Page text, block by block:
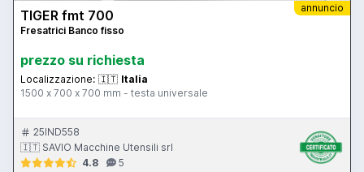
annuncio
TIGER fmt 700
Fresatrici Banco fisso
prezzo su richiesta
Localizzazione: 🇮🇹 Italia
1500 x 700 x 700 mm - testa universale
25IND558
🇮🇹 SAVIO Macchine Utensili srl
4.8
5